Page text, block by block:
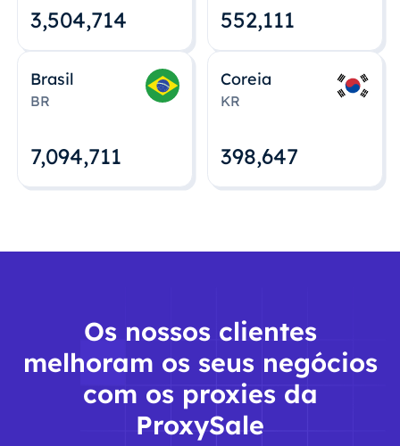
3,504,715 552,112
Brasil
BR
7,094,712
Coreia
KR
398,648
Os nossos clientes
melhoram os seus negócios
com os proxies da
ProxySale